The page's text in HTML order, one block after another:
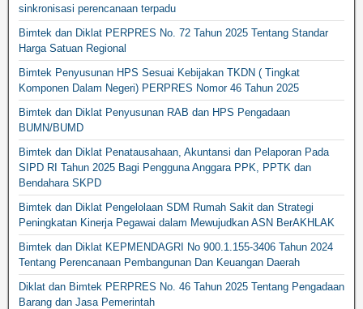
sinkronisasi perencanaan terpadu
Bimtek dan Diklat PERPRES No. 72 Tahun 2025 Tentang Standar
Harga Satuan Regional
Bimtek Penyusunan HPS Sesuai Kebijakan TKDN ( Tingkat
Komponen Dalam Negeri) PERPRES Nomor 46 Tahun 2025
Bimtek dan Diklat Penyusunan RAB dan HPS Pengadaan
BUMN/BUMD
Bimtek dan Diklat Penatausahaan, Akuntansi dan Pelaporan Pada
SIPD RI Tahun 2025 Bagi Pengguna Anggara PPK, PPTK dan
Bendahara SKPD
Bimtek dan Diklat Pengelolaan SDM Rumah Sakit dan Strategi
Peningkatan Kinerja Pegawai dalam Mewujudkan ASN BerAKHLAK
Bimtek dan Diklat KEPMENDAGRI No 900.1.155-3406 Tahun 2024
Tentang Perencanaan Pembangunan Dan Keuangan Daerah
Diklat dan Bimtek PERPRES No. 46 Tahun 2025 Tentang Pengadaan
Barang dan Jasa Pemerintah